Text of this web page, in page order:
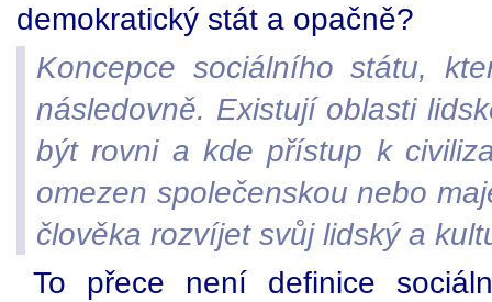
demokratický stát a opačně?
Koncepce sociálního státu,
následovně. Existují oblasti
být rovni a kde přístup k
omezen společenskou nebo
člověka rozvíjet svůj lidský a
To přece není definice